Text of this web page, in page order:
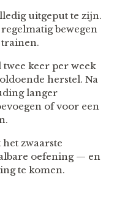
uitgeput te zijn.
bewegen
keer per week
herstel. Na
langer
of voor een
zwaarste
oefening — en
te komen.